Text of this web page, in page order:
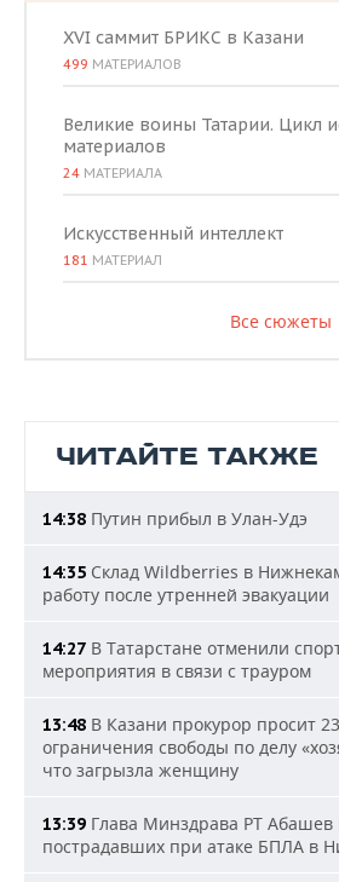
XVI саммит БРИКС в Казани
499 МАТЕРИАЛОВ
Великие воины Татарии. Цикл
материалов
24 МАТЕРИАЛА
Искусственный интеллект
181 МАТЕРИАЛ
Все сюжеты
ЧИТАЙТЕ ТАКЖЕ
14:38 Путин прибыл в Улан-Удэ
14:35 Склад Wildberries в
работу после утренней эвакуации
14:27 В Татарстане отменили
мероприятия в связи с трауром
13:48 В Казани прокурор просит
ограничения свободы по делу
что загрызла женщину
13:39 Глава Минздрава РТ Абашев
пострадавших при атаке БПЛА в